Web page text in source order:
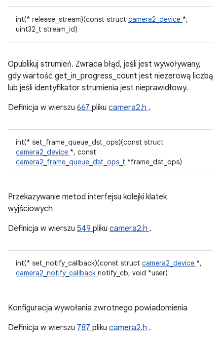
int(* release_stream)(const struct camera2_device *,
uint32_t stream_id)
Opublikuj strumień. Zwraca błąd, jeśli jest wywoływany,
gdy wartość get_in_progress_count jest niezerową liczbą
lub jeśli identyfikator strumienia jest nieprawidłowy.
Definicja w wierszu 667 pliku camera2.h .
int(* set_frame_queue_dst_ops)(const struct
camera2_device *, const
camera2_frame_queue_dst_ops_t *frame_dst_ops)
Przekazywanie metod interfejsu kolejki klatek
wyjściowych
Definicja w wierszu 549 pliku camera2.h .
int(* set_notify_callback)(const struct camera2_device *,
camera2_notify_callback notify_cb, void *user)
Konfiguracja wywołania zwrotnego powiadomienia
Definicja w wierszu 787 pliku camera2.h .